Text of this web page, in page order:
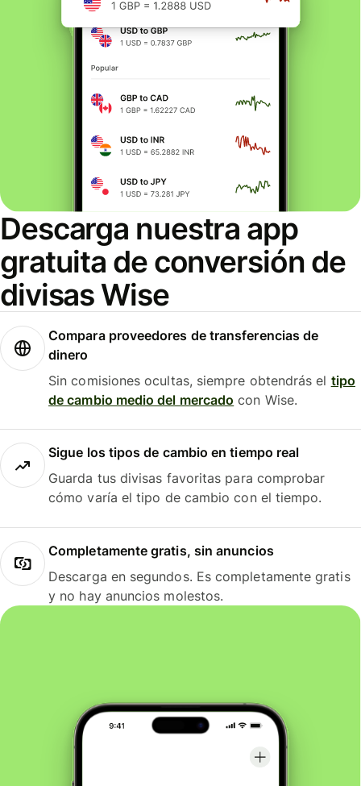
Descarga nuestra app
gratuita de conversión de
divisas Wise
Compara proveedores de transferencias de
dinero
Sin comisiones ocultas, siempre obtendrás el tipo
de cambio medio del mercado con Wise.
Sigue los tipos de cambio en tiempo real
Guarda tus divisas favoritas para comprobar
cómo varía el tipo de cambio con el tiempo.
Completamente gratis, sin anuncios
Descarga en segundos. Es completamente gratis
y no hay anuncios molestos.